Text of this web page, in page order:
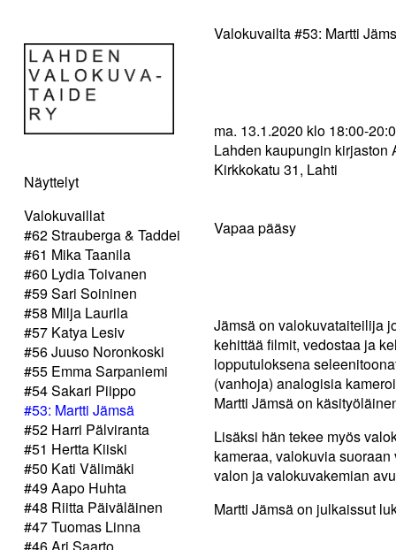
Näyttelyt
Valokuvaillat
#62 Strauberga & Taddei
#61 Mika Taanila
#60 Lydia Toivanen
#59 Sari Soininen
#58 Milja Laurila
#57 Katya Lesiv
#56 Juuso Noronkoski
#55 Emma Sarpaniemi
#54 Sakari Piippo
#53: Martti Jämsä
#52 Harri Pälviranta
#51 Hertta Kiiski
#50 Kati Välimäki
#49 Aapo Huhta
#48 Riitta Päiväläinen
#47 Tuomas Linna
#46 Ari Saarto
Valokuvailta #53: Martti
ma. 13.1.2020 klo 18:00-
Lahden kaupungin kirjaston
Kirkkokatu 31, Lahti
Vapaa pääsy
Jämsä on valokuvataiteilija
kehittää filmit, vedostaa ja
lopputuloksena
(vanhoja) analogisia
Martti Jämsä on
Lisäksi hän tekee myös
kameraa, valokuvia
valon ja valokuvakemian
Martti Jämsä on julkaissut